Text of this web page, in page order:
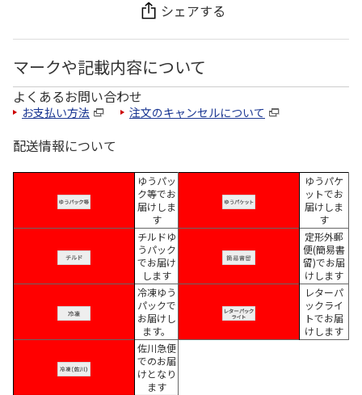
シェアする
マークや記載内容について
よくあるお問い合わせ
お支払い方法 注文のキャンセルについて
配送情報について
ゆうパッ
ク等でお
届けしま
す
ゆうパケ
ットでお
届けしま
す
チルドゆ
うパック
でお届け
します
定形外郵
便(簡易書
留)でお届
けします
冷凍ゆう
パックで
お届けし
ます。
レターパ
ックライ
トでお届
けします
佐川急便
でのお届
けとなり
ます